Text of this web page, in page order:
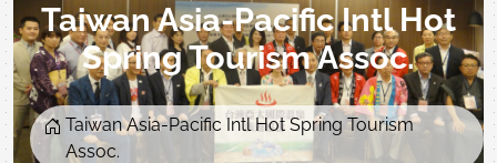
Taiwan Asia-Pacific Intl Hot
Spring Tourism Assoc.
Taiwan Asia-Pacific Intl Hot Spring Tourism
Assoc.